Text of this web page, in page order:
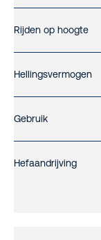
Rijden op hoogte
Hellingsvermogen
Gebruik
Hefaandrijving